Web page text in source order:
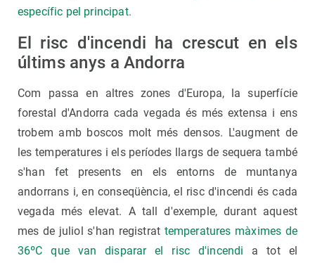
específic pel principat.
El risc d'incendi ha crescut en els
últims anys a Andorra
Com passa en altres zones d'Europa, la superfície
forestal d'Andorra cada vegada és més extensa i ens
trobem amb boscos molt més densos. L'augment de
les temperatures i els períodes llargs de sequera també
s'han fet presents en els entorns de muntanya
andorrans i, en conseqüència, el risc d'incendi és cada
vegada més elevat. A tall d'exemple, durant aquest
mes de juliol s'han registrat temperatures màximes de
36ºC que van disparar el risc d'incendi a tot el